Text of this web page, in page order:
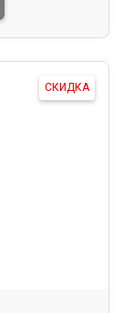
СКИДКА